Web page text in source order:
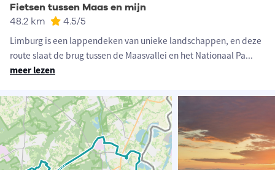
Fietsen tussen Maas en mijn
48.2 km 4.5/5
Limburg is een lappendeken van unieke landschappen, en deze
route slaat de brug tussen de Maasvallei en het Nationaal Pa...
meer lezen